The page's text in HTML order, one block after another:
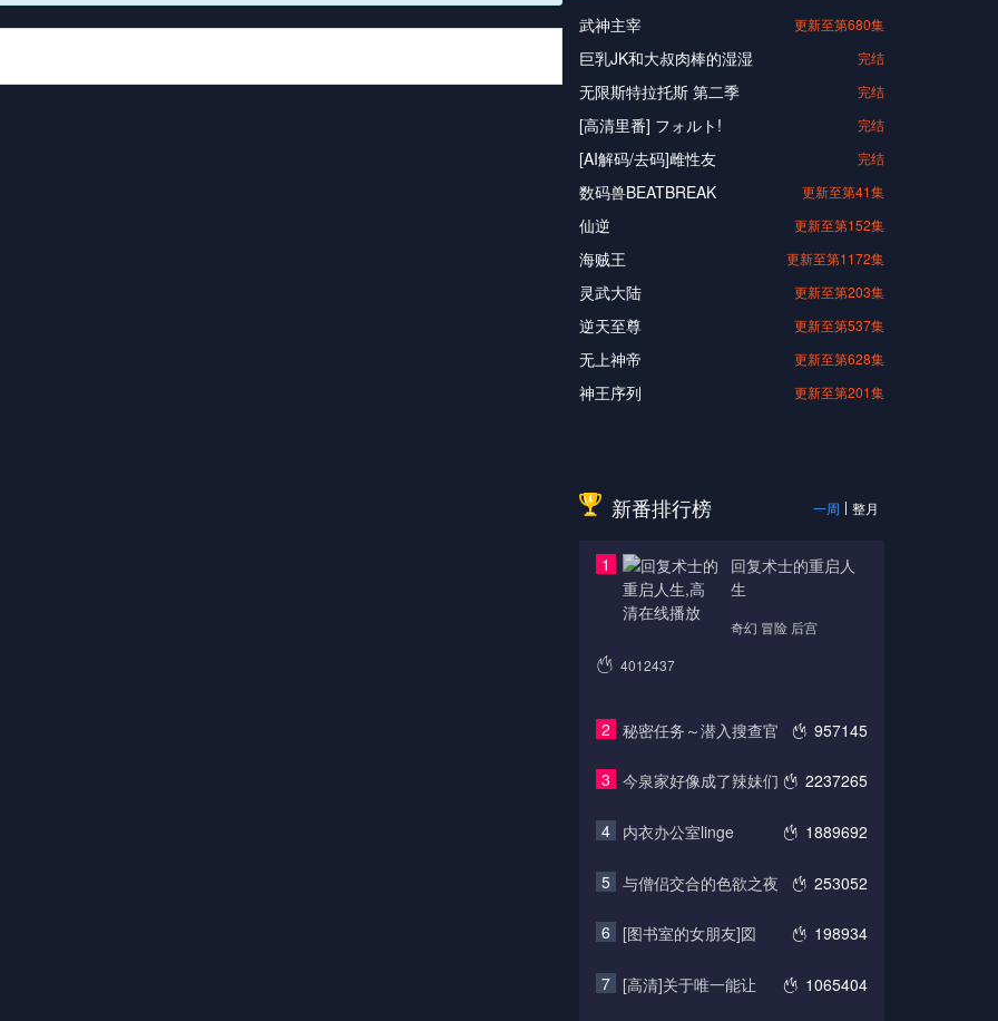
武神主宰 更新至第680集
巨乳JK和大叔肉棒的湿湿 完结
无限斯特拉托斯 第二季 完结
[高清里番] フォルト! 完结
[AI解码/去码]雌性友 完结
数码兽BEATBREAK 更新至第41集
仙逆 更新至第152集
海贼王 更新至第1172集
灵武大陆 更新至第203集
逆天至尊 更新至第537集
无上神帝 更新至第628集
神王序列 更新至第201集
新番排行榜 一周 整月
1
回复术士的重启人
生
奇幻 冒险 后宫
4012437
2 957145
秘密任务～潜入搜查官
3 2237265
今泉家好像成了辣妹们
4 1889692
内衣办公室linge
5 253052
与僧侣交合的色欲之夜
6 198934
[图书室的女朋友]図
7 1065404
[高清]关于唯一能让